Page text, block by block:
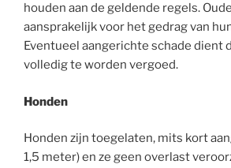
houden aan de geldende regels.
aansprakelijk voor het gedrag van
Eventueel aangerichte schade dient
volledig te worden vergoed.
Honden
Honden zijn toegelaten, mits kort
1,5 meter) en ze geen overlast